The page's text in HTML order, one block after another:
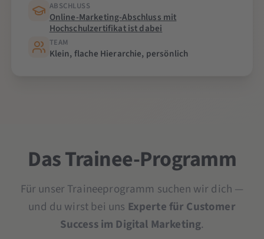
ABSCHLUSS
Online-Marketing-Abschluss mit
Hochschulzertifikat ist dabei
TEAM
Klein, flache Hierarchie, persönlich
Das Trainee-Programm
Für unser Traineeprogramm suchen wir dich —
und du wirst bei uns Experte für Customer
Success im Digital Marketing.